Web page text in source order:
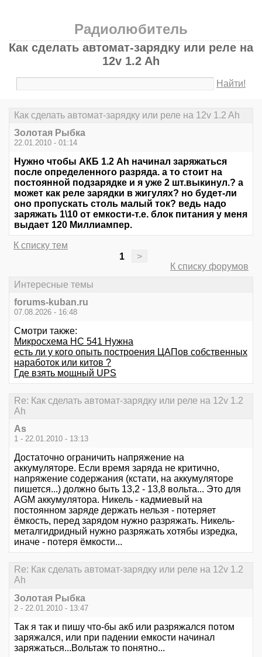
Радиолюбитель
Как сделать автомат-зарядку или реле на
12v 1.2 Ah
Найти!
Как сделать автомат-зарядку или реле на 12v 1.2 Ah
Золотая Рыбка
22.01.2010 - 01:14
Нужно чтобы АКБ 1.2 Ah начинал заряжаться
после определенного разряда. а то стоит на
постоянной подзарядке и я уже 2 шт.выкинул.? а
может как реле зарядки в жигулях? но будет-ли
оно пропускать столь малый ток? ведь надо
заряжать 1\10 от емкости-т.е. блок питания у меня
выдает 120 Миллиампер.
К списку тем
1
>
К списку форумов
Интересные темы
forums-kuban.ru
07.08.2026 - 16:48
Смотри также:
Микросхема НС 541 Нужна
есть ли у кого опыть построения ЦАПов собственных
наработок или китов ?
Где взять мощный UPS
Re: Как сделать автомат-зарядку или реле на 12v 1.2
Ah
As
1 - 22.01.2010 - 13:13
Достаточно ограничить напряжение на
аккумуляторе. Если время заряда не критично,
напряжение содержания (кстати, на аккумуляторе
пишется...) должно быть 13,2 - 13,8 вольта... Это для
AGM аккумулятора. Никель - кадмиевый на
постоянном заряде держать нельзя - потеряет
ёмкость, перед зарядом нужно разряжать. Никель-
металгидридный нужно разряжать хотябы изредка,
иначе - потеря ёмкости...
Re: Как сделать автомат-зарядку или реле на 12v 1.2
Ah
Золотая Рыбка
2 - 22.01.2010 - 13:47
Так я так и пишу что-бы акб или разряжался потом
заряжался, или при падении емкости начинал
заряжаться...Вольтаж то понятно...